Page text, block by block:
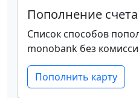
Пополнение счета
Список способов
monobank без
Пополнить карту